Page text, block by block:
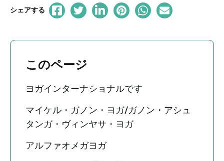
シェアする
このページ
ヨガインターナショナルです
マイケル・ガノン・ヨガ/ガノン・アシュ
タンガ・ヴィンヤサ・ヨガ
アルファオメガヨガ